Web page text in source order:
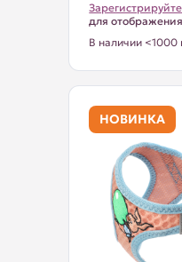
для
В наличии <1000
НОВИНКА